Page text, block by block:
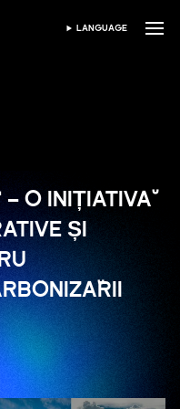
SELECTEAZĂ LIMBA
LANGUAGE
– O INIȚIATIVĂ
ȘI